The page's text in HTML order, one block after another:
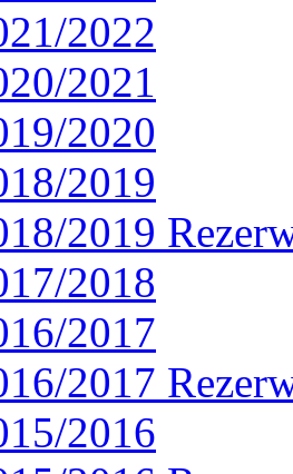
2022
2021
2020
2019
2019
2018
2017
2017
2016